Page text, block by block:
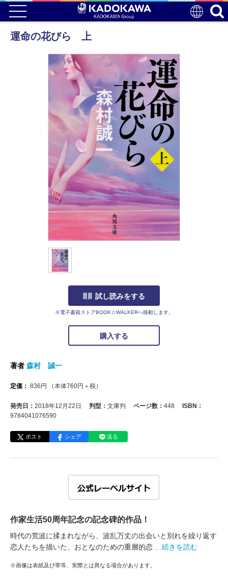
運命の花びら 上
試し読みをする
※電子書籍ストアBOOK☆WALKERへ移動します。
購入する
著者 森村 誠一
定価： 836 円 （本体760円＋税）
発売日： 2018年12月22日 判型： 文庫判 ページ数： 448
ISBN：
9784041076590
ポスト シェア 送る
作家生活50周年記念の記念碑的作品！
時代の荒波に揉まれながら、波乱万丈の出会いと別れを繰り返す
恋人たちを描いた、おとなのための重層的恋
…続きを読む
※画像は表紙及び帯等、実際とは異なる場合があります。